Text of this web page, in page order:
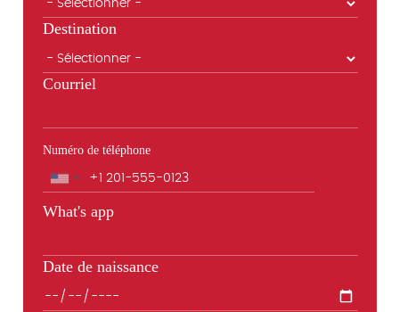
Destination
Courriel
Numéro de téléphone
Téléphone
What's app
Date de naissance